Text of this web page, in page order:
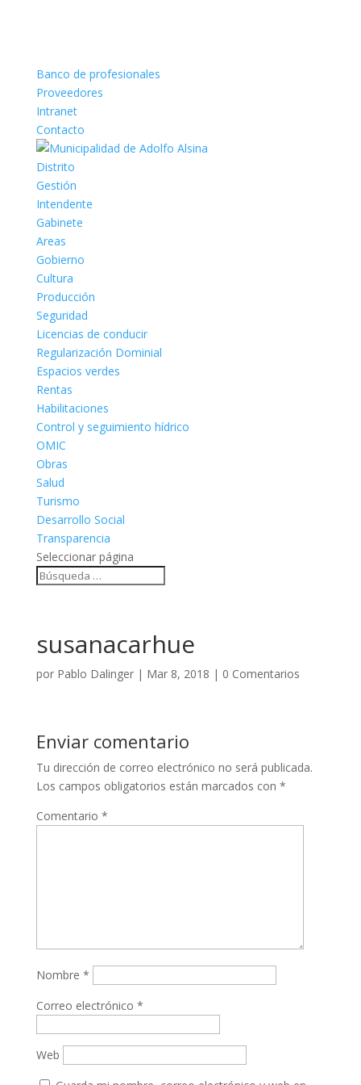
Banco de profesionales
Proveedores
Intranet
Contacto
Distrito
Gestión
Intendente
Gabinete
Areas
Gobierno
Cultura
Producción
Seguridad
Licencias de conducir
Regularización Dominial
Espacios verdes
Rentas
Habilitaciones
Control y seguimiento hídrico
OMIC
Obras
Salud
Turismo
Desarrollo Social
Transparencia
Seleccionar página
susanacarhue
por Pablo Dalinger| Mar 8, 2018 | 0 Comentarios
Enviar comentario
Tu dirección de correo electrónico no será publicada.
Los campos obligatorios están marcados con *
Comentario *
Nombre *
Correo electrónico *
Web